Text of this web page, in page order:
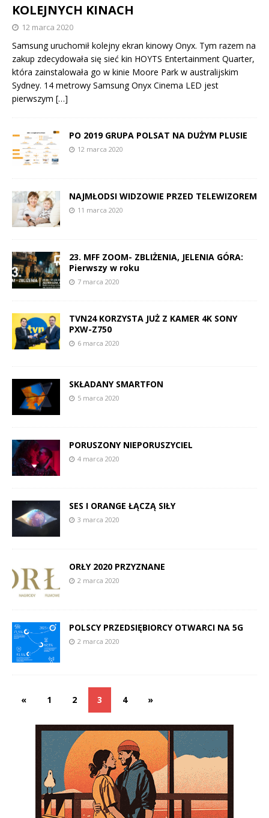
KOLEJNYCH KINACH
12 marca 2020
Samsung uruchomił kolejny ekran kinowy Onyx. Tym razem na
zakup zdecydowała się sieć kin HOYTS Entertainment Quarter,
która zainstalowała go w kinie Moore Park w australijskim
Sydney. 14 metrowy Samsung Onyx Cinema LED jest
pierwszym […]
PO 2019 GRUPA POLSAT NA DUŻYM PLUSIE
12 marca 2020
NAJMŁODSI WIDZOWIE PRZED TELEWIZOREM
11 marca 2020
23. MFF ZOOM- ZBLIŻENIA, JELENIA GÓRA:
Pierwszy w roku
7 marca 2020
TVN24 KORZYSTA JUŻ Z KAMER 4K SONY
PXW-Z750
6 marca 2020
SKŁADANY SMARTFON
5 marca 2020
PORUSZONY NIEPORUSZYCIEL
4 marca 2020
SES I ORANGE ŁĄCZĄ SIŁY
3 marca 2020
ORŁY 2020 PRZYZNANE
2 marca 2020
POLSCY PRZEDSIĘBIORCY OTWARCI NA 5G
2 marca 2020
« 1 2 3 4 »